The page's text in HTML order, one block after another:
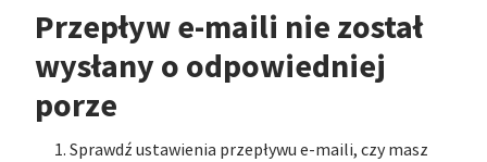
Przepływ e-maili nie został
wysłany o odpowiedniej
porze
Sprawdź ustawienia przepływu e-maili, czy masz